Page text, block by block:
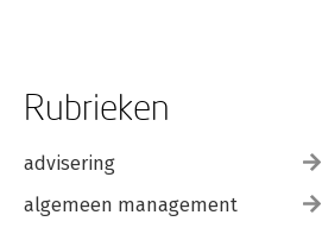
Rubrieken
advisering
algemeen management